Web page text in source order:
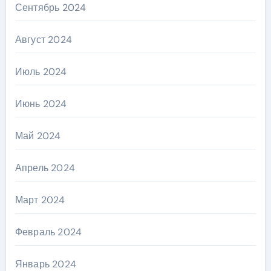
Сентябрь 2024
Август 2024
Июль 2024
Июнь 2024
Май 2024
Апрель 2024
Март 2024
Февраль 2024
Январь 2024